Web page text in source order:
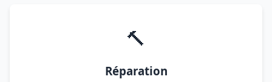
🔨
Réparation